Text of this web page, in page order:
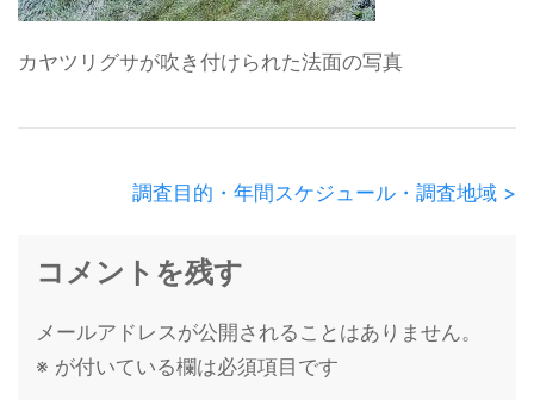
カヤツリグサが吹き付けられた法面の写真
調査目的・年間スケジュール・調査地域 >
コメントを残す
メールアドレスが公開されることはありません。
※ が付いている欄は必須項目です